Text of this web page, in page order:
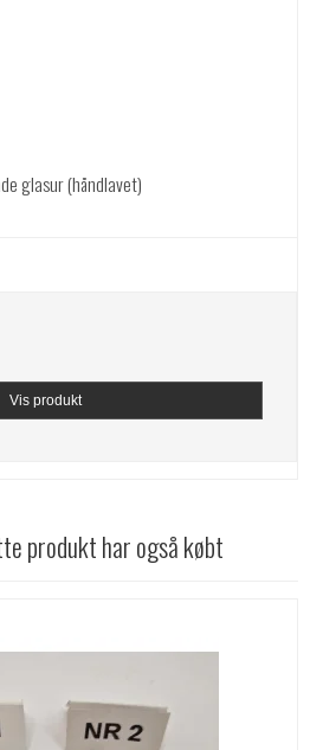
glasur (håndlavet)
Vis produkt
produkt har også købt